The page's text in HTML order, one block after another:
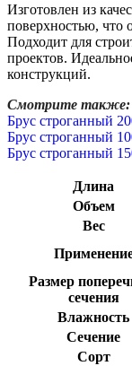
Изготовлен из
поверхностью, что
Подходит для
проектов.
конструкций.
Смотрите также:
Брус строганный
Брус строганный
Брус строганный
Длина
Объем
Вес
Размер
сечения
Влажность
Сечение
Сорт